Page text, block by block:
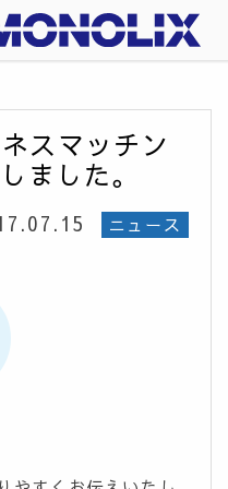
スマッチン
ました。
ニュース